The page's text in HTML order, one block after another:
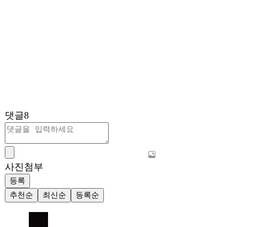
댓글8
사진첨부
등록
추천순
최신순 등록순